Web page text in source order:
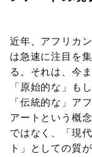
近年、アフリカ
は急速に注目を
る。それは、今
「原始的な」も
「伝統的な」ア
アートという概
ではなく、「現
ト」としての質